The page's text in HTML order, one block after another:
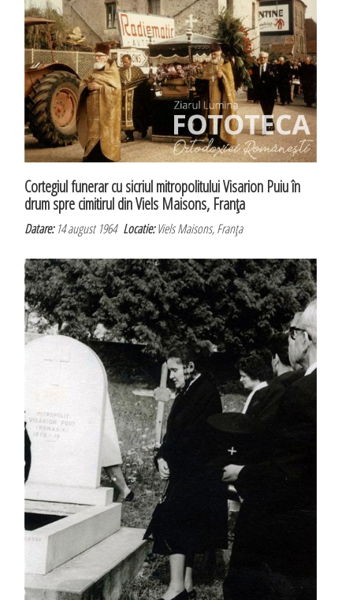
Cortegiul funerar cu sicriul mitropolitului Visarion Puiu în
drum spre cimitirul din Viels Maisons, Franţa
Datare:14 august 1964Locatie:Viels Maisons, Franţa